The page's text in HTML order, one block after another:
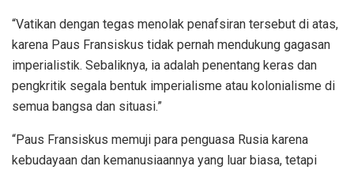
“Vatikan dengan tegas menolak penafsiran tersebut di atas,
karena Paus Fransiskus tidak pernah mendukung gagasan
imperialistik. Sebaliknya, ia adalah penentang keras dan
pengkritik segala bentuk imperialisme atau kolonialisme di
semua bangsa dan situasi.”
“Paus Fransiskus memuji para penguasa Rusia karena
kebudayaan dan kemanusiaannya yang luar biasa, tetapi